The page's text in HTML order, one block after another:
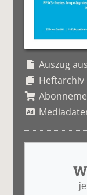
Auszug
Heftarchiv